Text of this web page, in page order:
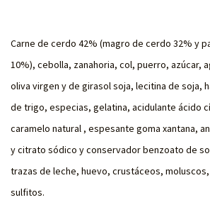
Carne de cerdo 42% (magro de cerdo 32% y
10%), cebolla, zanahoria, col, puerro, azúcar,
oliva virgen y de girasol soja, lecitina de soja,
de trigo, especias, gelatina, acidulante ácido
caramelo natural , espesante goma xantana,
y citrato sódico y conservador benzoato de
trazas de leche, huevo, crustáceos,
sulfitos.